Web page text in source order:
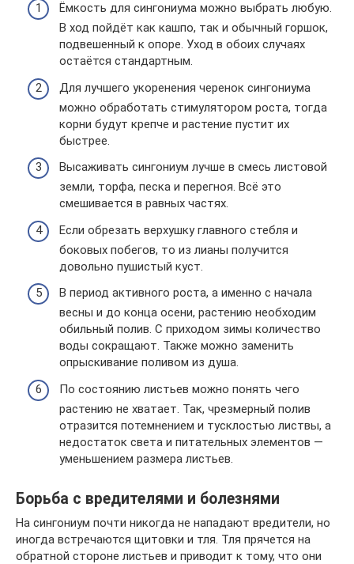
Ёмкость для сингониума можно выбрать любую.
В ход пойдёт как кашпо, так и обычный горшок,
подвешенный к опоре. Уход в обоих случаях
остаётся стандартным.
Для лучшего укоренения черенок сингониума
можно обработать стимулятором роста, тогда
корни будут крепче и растение пустит их
быстрее.
Высаживать сингониум лучше в смесь листовой
земли, торфа, песка и перегноя. Всё это
смешивается в равных частях.
Если обрезать верхушку главного стебля и
боковых побегов, то из лианы получится
довольно пушистый куст.
В период активного роста, а именно с начала
весны и до конца осени, растению необходим
обильный полив. С приходом зимы количество
воды сокращают. Также можно заменить
опрыскивание поливом из душа.
По состоянию листьев можно понять чего
растению не хватает. Так, чрезмерный полив
отразится потемнением и тусклостью листвы, а
недостаток света и питательных элементов —
уменьшением размера листьев.
Борьба с вредителями и болезнями
На сингониум почти никогда не нападают вредители, но
иногда встречаются щитовки и тля. Тля прячется на
обратной стороне листьев и приводит к тому, что они